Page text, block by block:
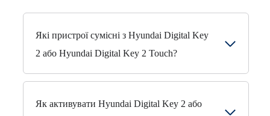
Які пристрої сумісні з Hyundai Digital Key
2 або Hyundai Digital Key 2 Touch?
Нижче наведені посилання, де можна перевірити сумісність
Як активувати Hyundai Digital Key 2 або